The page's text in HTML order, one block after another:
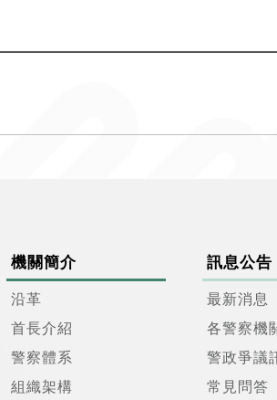
機關簡介
沿革
首長介紹
警察體系
組織架構
訊息公告
最新消息
各警察機
警政爭議
常見問答